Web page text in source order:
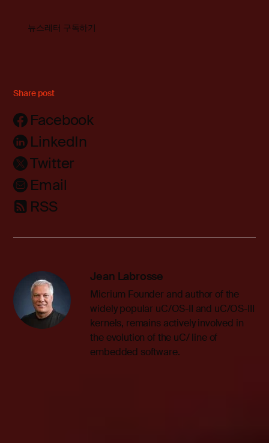
뉴스레터 구독하기
Share post
Facebook
LinkedIn
Twitter
Email
RSS
Jean Labrosse
Micrium Founder and author of the
widely popular uC/OS-II and uC/OS-III
kernels, remains actively involved in
the evolution of the uC/ line of
embedded software.